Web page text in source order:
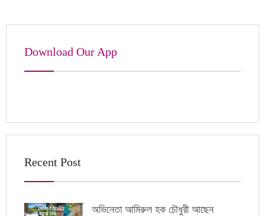
Download Our App
Recent Post
অভিনেতা আমিরুল হক চৌধুরী আছেন